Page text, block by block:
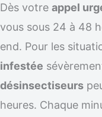
Dès votre appel
vous sous 24 à 48
end. Pour les
infestée
désinsectiseurs
heures. Chaque